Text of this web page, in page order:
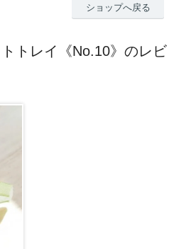
ショップへ戻る
トレイ《No.10》のレビ